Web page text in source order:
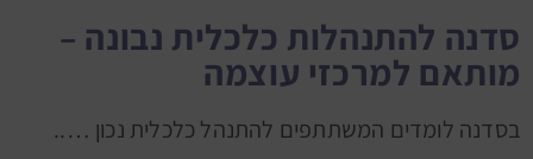
סדנה להתנהלות כלכלית נבונה –
מותאם למרכזי עוצמה
בסדנה לומדים המשתתפים להתנהל כלכלית נכון …..